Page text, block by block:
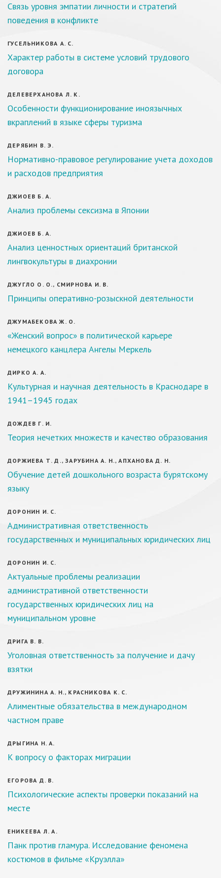
Связь уровня эмпатии личности и стратегий
поведения в конфликте
ГУСЕЛЬНИКОВА А. С.
Характер работы в системе условий трудового
договора
ДЕЛЕВЕРХАНОВА Л. К.
Особенности функционирование иноязычных
вкраплений в языке сферы туризма
ДЕРЯБИН В. Э.
Нормативно-правовое регулирование учета доходов
и расходов предприятия
ДЖИОЕВ Б. А.
Анализ проблемы сексизма в Японии
ДЖИОЕВ Б. А.
Анализ ценностных ориентаций британской
лингвокультуры в диахронии
ДЖУГЛО О. О., СМИРНОВА И. В.
Принципы оперативно-розыскной деятельности
ДЖУМАБЕКОВА Ж. О.
«Женский вопрос» в политической карьере
немецкого канцлера Ангелы Меркель
ДИРКО А. А.
Культурная и научная деятельность в Краснодаре в
1941–1945 годах
ДОЖДЕВ Г. И.
Теория нечетких множеств и качество образования
ДОРЖИЕВА Т. Д., ЗАРУБИНА А. Н., АПХАНОВА Д. Н.
Обучение детей дошкольного возраста бурятскому
языку
ДОРОНИН И. С.
Административная ответственность
государственных и муниципальных юридических лиц
ДОРОНИН И. С.
Актуальные проблемы реализации
административной ответственности
государственных юридических лиц на
муниципальном уровне
ДРИГА В. В.
Уголовная ответственность за получение и дачу
взятки
ДРУЖИНИНА А. Н., КРАСНИКОВА К. С.
Алиментные обязательства в международном
частном праве
ДРЫГИНА Н. А.
К вопросу о факторах миграции
ЕГОРОВА Д. В.
Психологические аспекты проверки показаний на
месте
ЕНИКЕЕВА Л. А.
Панк против гламура. Исследование феномена
костюмов в фильме «Круэлла»